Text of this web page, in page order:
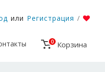
или Регистрация /
0 Корзина